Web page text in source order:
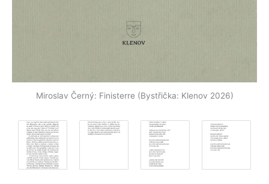
Miroslav Černý: Finisterre (Bystřička: Klenov 2026)